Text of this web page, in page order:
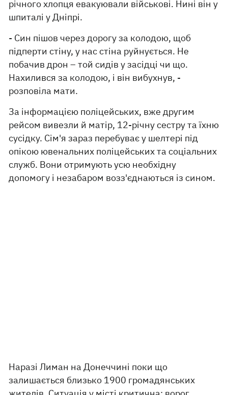
річного хлопця евакуювали військові. Нині він у
шпиталі у Дніпрі.
- Син пішов через дорогу за колодою, щоб
підперти стіну, у нас стіна руйнується. Не
побачив дрон – той сидів у засідці чи що.
Нахилився за колодою, і він вибухнув, -
розповіла мати.
За інформацією поліцейських, вже другим
рейсом вивезли й матір, 12-річну сестру та їхню
сусідку. Сім'я зараз перебуває у шелтері під
опікою ювенальних поліцейських та соціальних
служб. Вони отримують усю необхідну
допомогу і незабаром возз'єднаються із сином.
Наразі Лиман на Донеччині поки що
залишається близько 1900 громадянських